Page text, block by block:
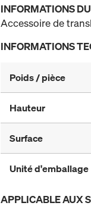
INFORMATIONS
Accessoire de
INFORMATIONS
Poids / pièce
Hauteur
Surface
Unité d'emballage
APPLICABLE AUX